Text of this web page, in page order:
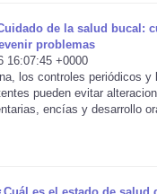
de la salud bucal:
problemas
16:07:45 +0000
los controles periódicos y
pueden evitar
encías y desarrollo